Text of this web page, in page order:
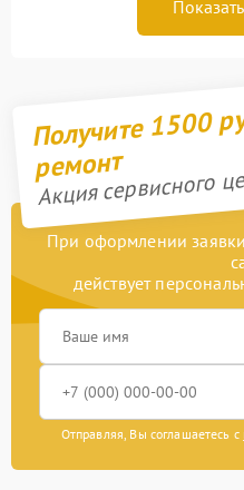
Получите 1500
ремонт
Акция сервисного
При оформлении
действует
Отправляя, Вы соглашаетесь с